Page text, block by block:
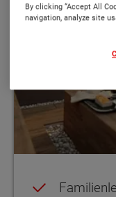
By clicking “Accept All
navigation, analyze site